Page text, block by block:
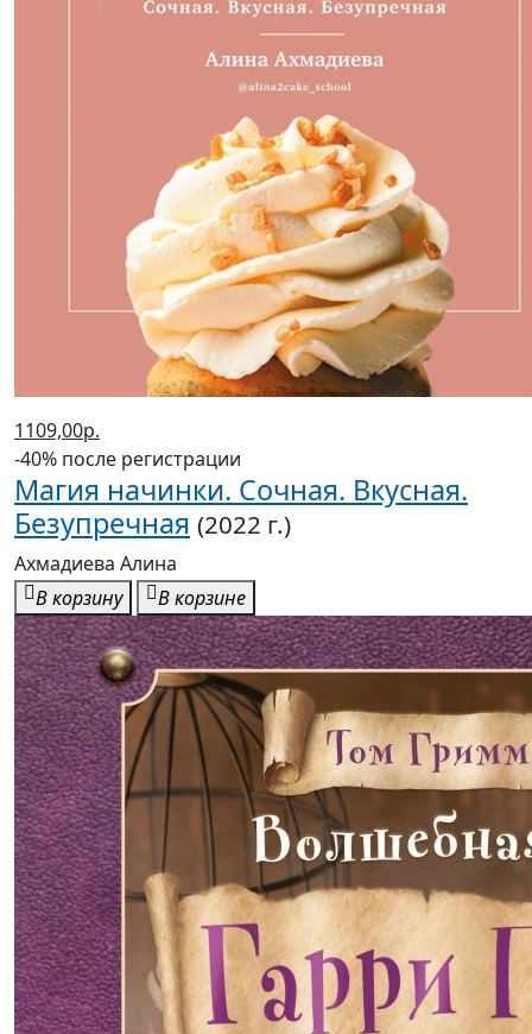
1109,00р.
-40% после регистрации
Магия начинки. Сочная. Вкусная.
Безупречная (2022 г.)
Ахмадиева Алина
В корзину
В корзине